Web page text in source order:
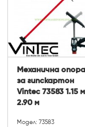
Механична опора
за гипскартон
Vintec 73583 1.15
2.90 м
Модел: 73583